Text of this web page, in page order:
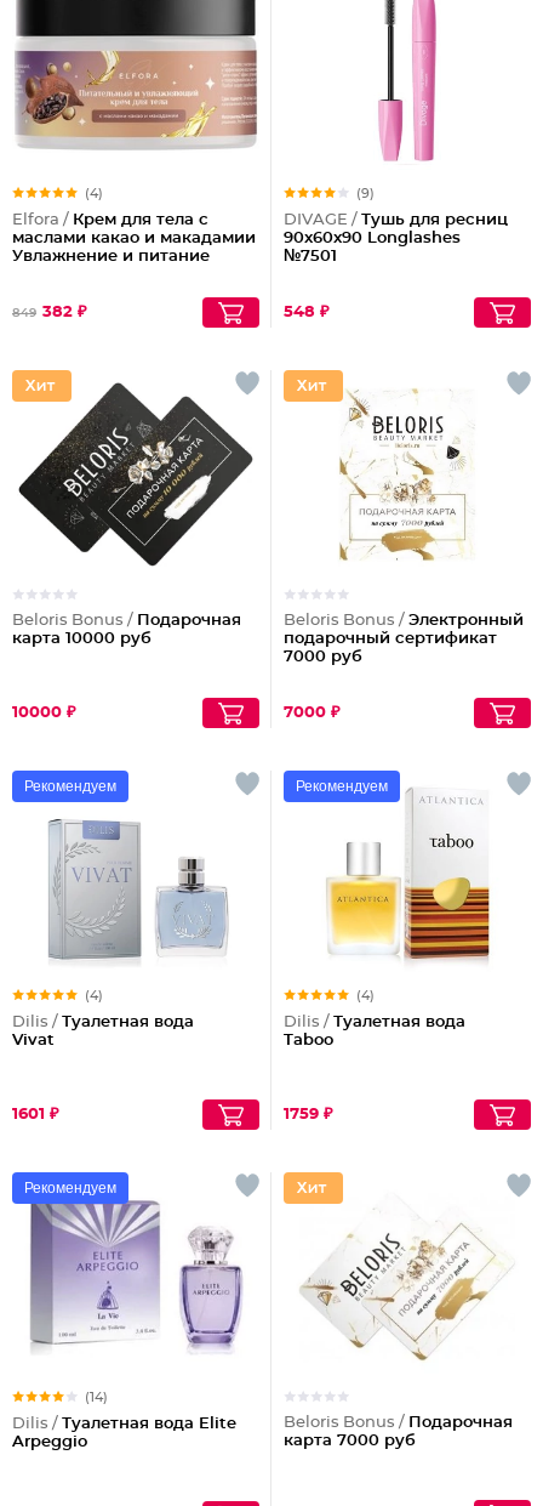
(4)
Elfora / Крем для тела с
маслами какао и макадамии
Увлажнение и питание
849 382 ₽
(9)
DIVAGE /
Тушь для ресниц
90x60x90 Longlashes
№7501
548 ₽
Beloris Bonus /
Подарочная
карта 10000 руб
10000 ₽
Beloris Bonus / Электронный
подарочный сертификат
7000 руб
7000 ₽
Рекомендуем
(4)
Dilis /
Туалетная вода
Vivat
1601 ₽
Рекомендуем
(4)
Dilis /
Туалетная вода
Taboo
1759 ₽
Рекомендуем
(14)
Dilis /
Туалетная вода Elite
Arpeggio
Beloris Bonus /
Подарочная
карта 7000 руб